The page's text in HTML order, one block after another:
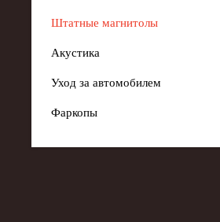
Штатные магнитолы
Акустика
Уход за автомобилем
Фаркопы